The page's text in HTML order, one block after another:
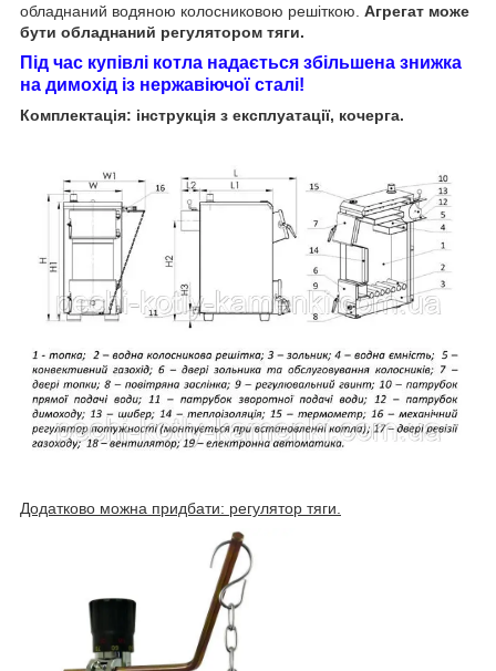
обладнаний водяною колосниковою решіткою. Агрегат може
бути обладнаний регулятором тяги.
Під час купівлі котла надається збільшена знижка
на димохід із нержавіючої сталі!
Комплектація: інструкція з експлуатації, кочерга.
Додатково можна придбати: регулятор тяги.